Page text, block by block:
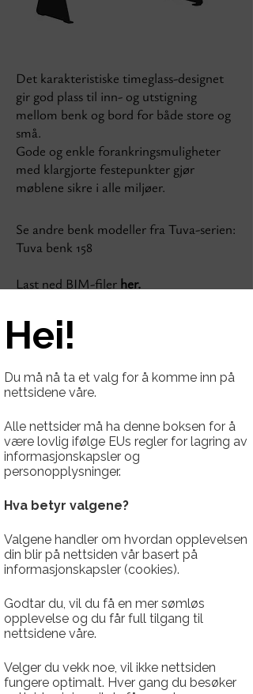
Det karakteristiske timeglass-designet
gir god plass til inn- og utstigning
mellom benk og bord for både store og
små.
Gode og enkle forankringsmuligheter
med klargjorte festepunkter gjør
møblene sikre i alle miljøer.
Se andre benk modeller fra Tuva-serien:
Tuva benk 158
Last ned BIM-filer her.
Fakta
Sittehøyde: 45 cm
Hei!
Du må nå ta et valg for å komme inn på
nettsidene våre.
Alle nettsider må ha denne boksen for å
være lovlig ifølge EUs regler for lagring av
informasjonskapsler og
personopplysninger.
Hva betyr valgene?
Valgene handler om hvordan opplevelsen
din blir på nettsiden vår basert på
informasjonskapsler (cookies).
Godtar du, vil du få en mer sømløs
opplevelse og du får full tilgang til
nettsidene våre.
Velger du vekk noe, vil ikke nettsiden
fungere optimalt. Hver gang du besøker